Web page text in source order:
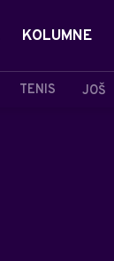
TENIS JOŠ
KOLUMNE